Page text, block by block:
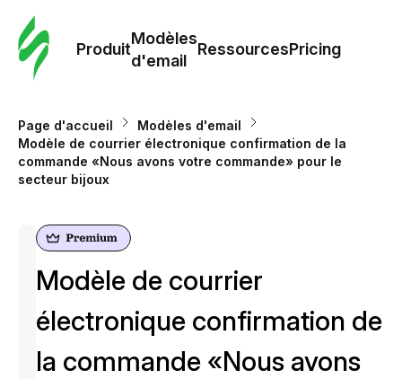
Produit
Modèles
d'email
RessourcesPricing
Page d'accueil
Modèles d'email
Modèle de courrier électronique сonfirmation de la
commande «Nous avons votre commande» pour le
secteur bijoux
Modèle de courrier
électronique сonfirmation de
la commande «Nous avons